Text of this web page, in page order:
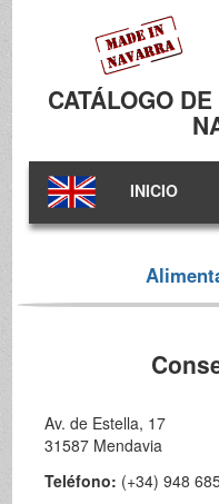
CATÁLOGO
INICIO
Av. de Estella, 17
31587 Mendavia
Teléfono: (+34) 948